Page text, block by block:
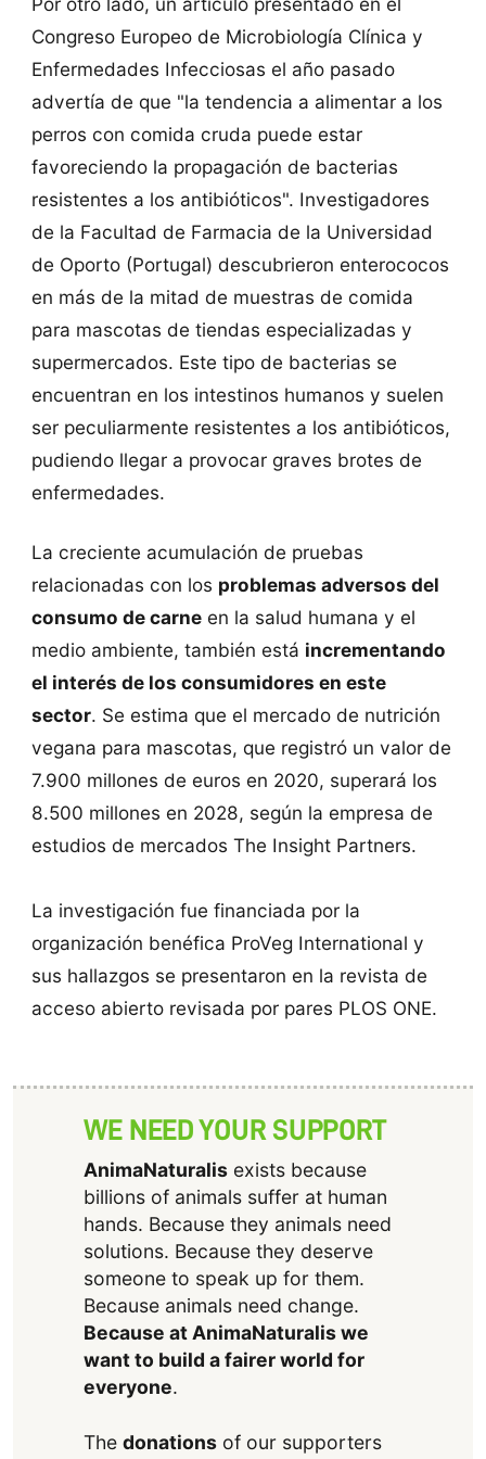
Congreso Europeo de Microbiología Clínica y
Enfermedades Infecciosas el año pasado
advertía de que "la tendencia a alimentar a los
perros con comida cruda puede estar
favoreciendo la propagación de bacterias
resistentes a los antibióticos". Investigadores
de la Facultad de Farmacia de la Universidad
de Oporto (Portugal) descubrieron enterococos
en más de la mitad de muestras de comida
para mascotas de tiendas especializadas y
supermercados. Este tipo de bacterias se
encuentran en los intestinos humanos y suelen
ser peculiarmente resistentes a los antibióticos,
pudiendo llegar a provocar graves brotes de
enfermedades.
La creciente acumulación de pruebas
relacionadas con los problemas adversos del
consumo de carneen la salud humana y el
medio ambiente, también está incrementando
el interés de los consumidores en este
sector. Se estima que el mercado de nutrición
vegana para mascotas, que registró un valor de
7.900 millones de euros en 2020, superará los
8.500 millones en 2028, según la empresa de
estudios de mercados The Insight Partners.
La investigación fue financiada por la
organización benéfica ProVeg International y
sus hallazgos se presentaron en la revista de
acceso abierto revisada por pares PLOS ONE.
WE NEED YOUR SUPPORT
AnimaNaturalisexists because
billions of animals suffer at human
hands. Because they animals need
solutions. Because they deserve
someone to speak up for them.
Because animals need change.
Because at AnimaNaturalis we
want to build a fairer world for
everyone.
The donationsof our supporters